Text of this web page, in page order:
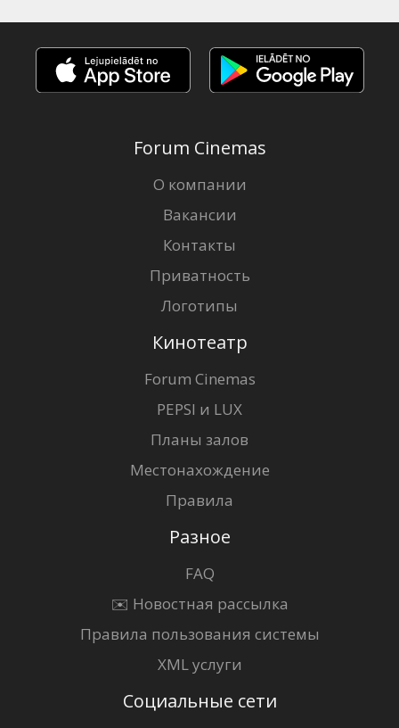
Forum Cinemas
О компании
Вакансии
Контакты
Приватность
Логотипы
Кинотеатр
Forum Cinemas
PEPSI и LUX
Планы залов
Местонахождение
Правила
Разное
FAQ
✉️ Новостная рассылка
Правила пользования системы
XML услуги
Социальные сети